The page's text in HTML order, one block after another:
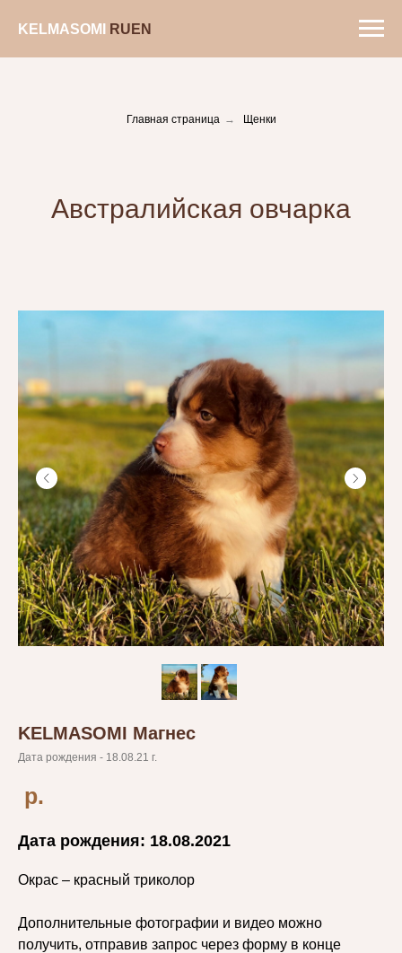
KELMASOMIㅤ RUㅤ EN
Главная страница → Щенки
Австралийская овчарка
KELMASOMI Магнес
Дата рождения - 18.08.21 г.
р.
Дата рождения: 18.08.2021
Окрас – красный триколор
Дополнительные фотографии и видео можно
получить, отправив запрос через форму в конце